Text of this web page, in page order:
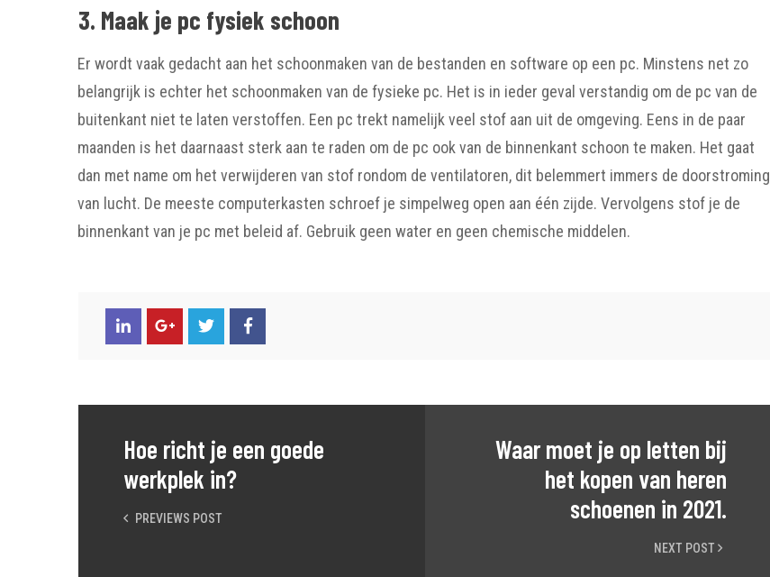
3. Maak je pc fysiek schoon
Er wordt vaak gedacht aan het schoonmaken van de bestanden en software op een pc. Minstens net zo
belangrijk is echter het schoonmaken van de fysieke pc. Het is in ieder geval verstandig om de pc van de
buitenkant niet te laten verstoffen. Een pc trekt namelijk veel stof aan uit de omgeving. Eens in de paar
maanden is het daarnaast sterk aan te raden om de pc ook van de binnenkant schoon te maken. Het gaat
dan met name om het verwijderen van stof rondom de ventilatoren, dit belemmert immers de doorstroming
van lucht. De meeste computerkasten schroef je simpelweg open aan één zijde. Vervolgens stof je de
binnenkant van je pc met beleid af. Gebruik geen water en geen chemische middelen.
Hoe richt je een goede
werkplek in?
PREVIEWS POST
Waar moet je op letten bij
het kopen van heren
schoenen in 2021.
NEXT POST